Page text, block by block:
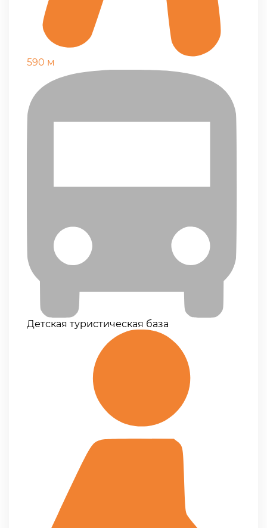
590 м
Детская туристическая база